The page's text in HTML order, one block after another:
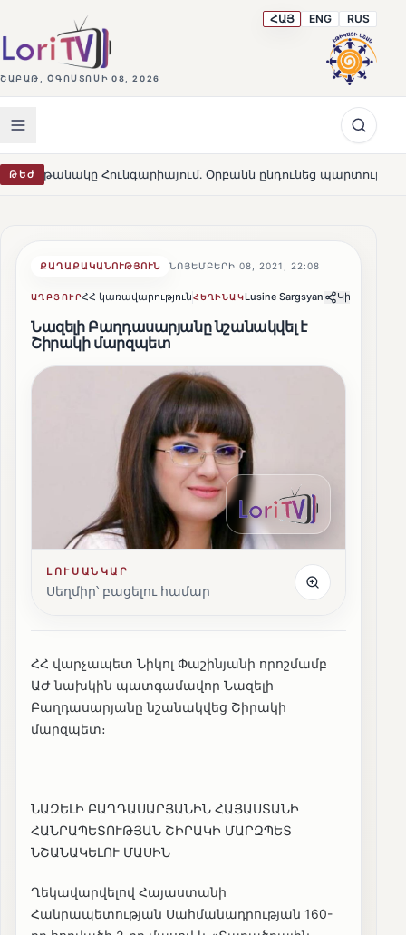
ՇԱԲԱԹ, ՕԳՈՍՏՈՍԻ 08, 2026
ՀԱՅ ENG RUS
ԹԵԺՀունգարիայում․ Օրբանն ընդունեց պարտությունը HOT
ՔԱՂԱՔԱԿԱՆՈՒԹՅՈՒՆ ՆՈՅԵՄԲԵՐԻ 08, 2021, 22:08
ԱՂԲՅՈՒՐՀՀ կառավարությունՀԵՂԻՆԱԿLusine Sargsyan Կիսվել
Նազելի Բաղդասարյանը նշանակվել է
Շիրակի մարզպետ
ԼՈՒՍԱՆԿԱՐ
Սեղմիր՝ բացելու համար
ՀՀ վարչապետ Նիկոլ Փաշինյանի որոշմամբ
ԱԺ նախկին պատգամավոր Նազելի
Բաղդասարյանը նշանակվեց Շիրակի
մարզպետ։
ՆԱԶԵԼԻ ԲԱՂԴԱՍԱՐՅԱՆԻՆ ՀԱՅԱՍՏԱՆԻ
ՀԱՆՐԱՊԵՏՈՒԹՅԱՆ ՇԻՐԱԿԻ ՄԱՐԶՊԵՏ
ՆՇԱՆԱԿԵԼՈՒ ՄԱՍԻՆ
Ղեկավարվելով Հայաստանի
Հանրապետության Սահմանադրության 160-